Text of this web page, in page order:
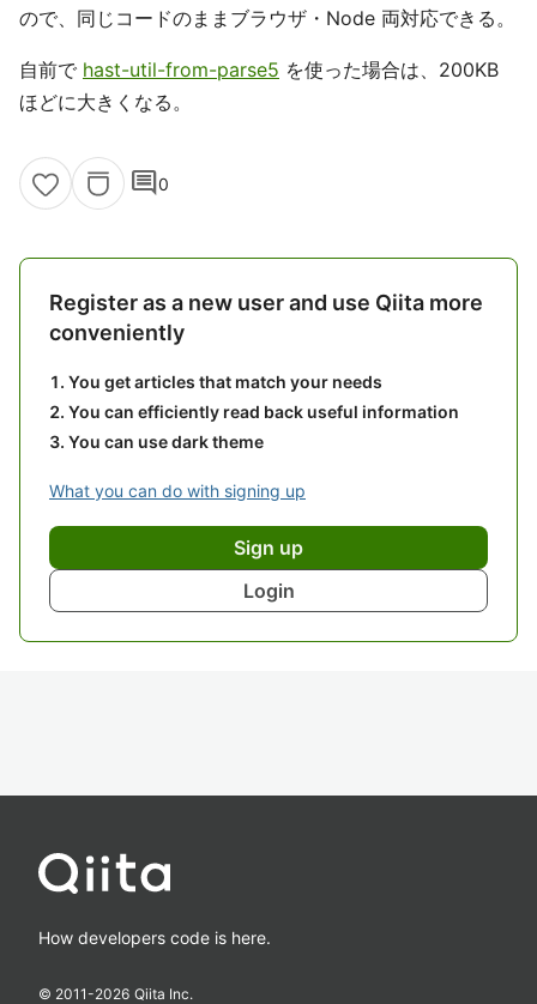
ので、同じコードのままブラウザ・Node 両対応できる。
自前で hast-util-from-parse5 を使った場合は、200KB
ほどに大きくなる。
comment0
Register as a new user and use Qiita more
conveniently
You get articles that match your needs
You can efficiently read back useful information
You can use dark theme
What you can do with signing up
Sign up
Login
How developers code is here.
© 2011-2026 Qiita Inc.